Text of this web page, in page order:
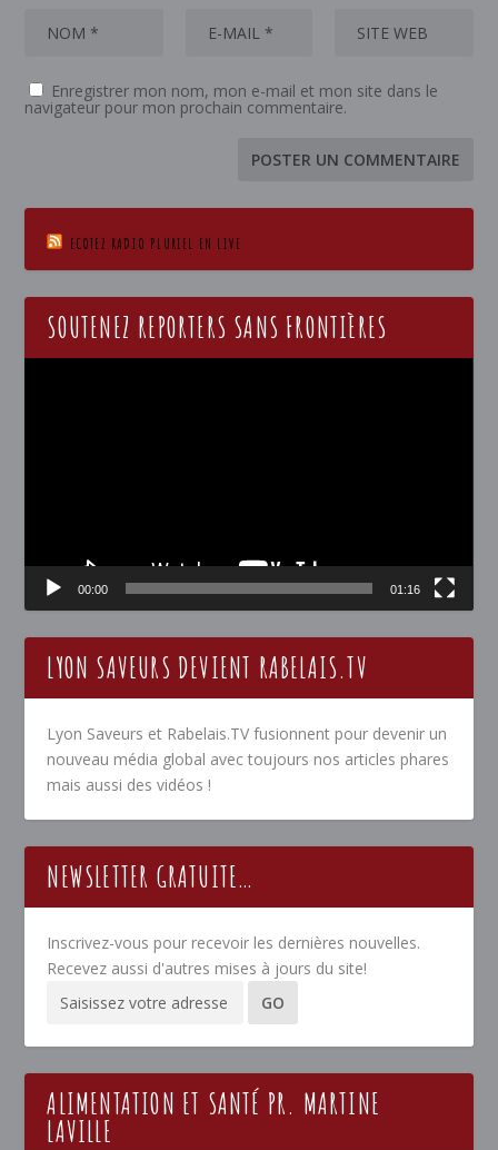
Enregistrer mon nom, mon e-mail et mon site dans le
navigateur pour mon prochain commentaire.
ECOTEZ RADIO PLURIEL EN LIVE
SOUTENEZ REPORTERS SANS FRONTIÈRES
00:00 01:16
LYON SAVEURS DEVIENT RABELAIS.TV
Lyon Saveurs et Rabelais.TV fusionnent pour devenir un
nouveau média global avec toujours nos articles phares
mais aussi des vidéos !
NEWSLETTER GRATUITE…
Inscrivez-vous pour recevoir les dernières nouvelles.
Recevez aussi d'autres mises à jours du site!
ALIMENTATION ET SANTÉ PR. MARTINE
LAVILLE